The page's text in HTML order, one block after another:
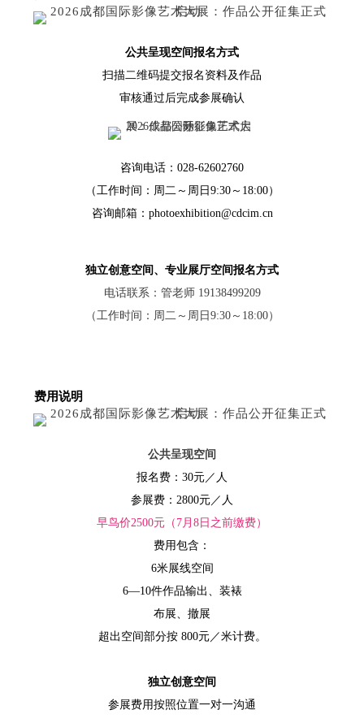
公共呈现空间报名方式
扫描二维码提交报名资料及作品
审核通过后完成参展确认
咨询电话：028-62602760
（工作时间：周二～周日9:30～18:00）
咨询邮箱：photoexhibition@cdcim.cn
独立创意空间、专业展厅空间报名方式
电话联系：管老师 19138499209
（工作时间：周二～周日9:30～18:00）
费用说明
公共呈现空间
报名费：30元／人
参展费：2800元／人
早鸟价2500元（7月8日之前缴费）
费用包含：
6米展线空间
6—10件作品输出、装裱
布展、撤展
超出空间部分按 800元／米计费。
独立创意空间
参展费用按照位置一对一沟通